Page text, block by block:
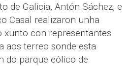
de Galicia, Antón Sáchez, e
Casal realizaron unha
xunto con representantes
aos terreo sonde esta
do parque eólico de